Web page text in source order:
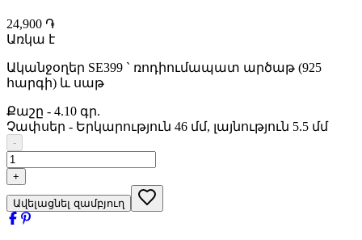
24,900 ֏
Առկա է
Ականջօղեր SE399 ` ռոդիումապատ արծաթ (925
հարգի) և սաթ
Քաշը - 4.10 գր.
Չափսեր - Երկարություն 46 մմ, լայնություն 5.5 մմ
-
+
Ավելացնել զամբյուղ